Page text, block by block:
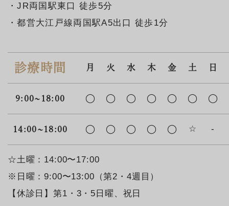
・JR両国駅東口 徒歩5分
・都営大江戸線両国駅A5出口 徒歩1分
診療時間 月 火 水 木 金 土 日
9:00~18:00 ◯ ◯ ◯ ◯ ◯ ◯ ◯
14:00~18:00 ◯ ◯ ◯ ◯ ◯ ☆ -
☆土曜：14:00〜17:00
※日曜：9:00〜13:00（第2・4週目）
【休診日】第1・3・5日曜、祝日